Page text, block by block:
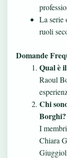
La serie
ruoli
Domande
Qual è
Raoul
Chi
Borghi?
I
Chiara